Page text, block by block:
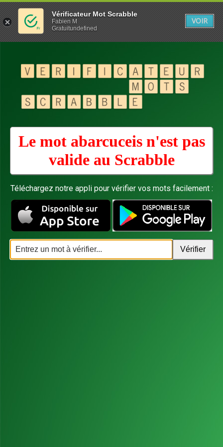
Le mot abarcuceis n'est pas
valide au Scrabble
Téléchargez notre appli pour vérifier vos mots facilement :
Vérificateur Mot Scrabble
Fabien M
Gratuitundefined
VOIR